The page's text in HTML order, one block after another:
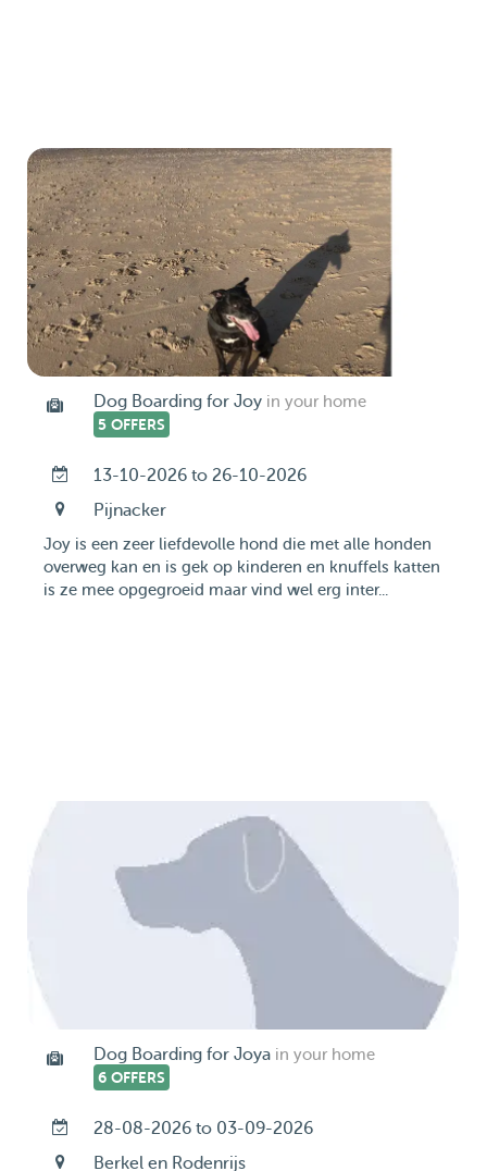
Dog Boarding for Joy in your home
5 OFFERS
13-10-2026 to 26-10-2026
Pijnacker
Joy is een zeer liefdevolle hond die met alle honden
overweg kan en is gek op kinderen en knuffels katten
is ze mee opgegroeid maar vind wel erg inter...
Dog Boarding for Joya in your home
6 OFFERS
28-08-2026 to 03-09-2026
Berkel en Rodenrijs